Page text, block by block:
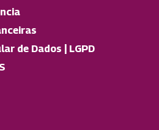
de Dados | LGPD